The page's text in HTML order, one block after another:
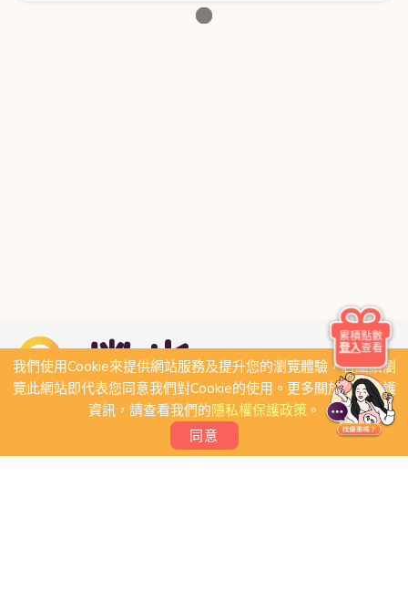
Loading...
我們使用Cookie來提供網站服務及提升您的瀏覽體驗，若繼續瀏
覽此網站即代表您同意我們對Cookie的使用。更多關於隱私保護
資訊，請查看我們的隱私權保護政策。
同意
累積點數
登入查看